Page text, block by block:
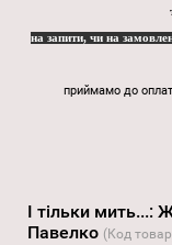
на запити, чи на
приймамо до
І тільки мить...:
Павелко (Код